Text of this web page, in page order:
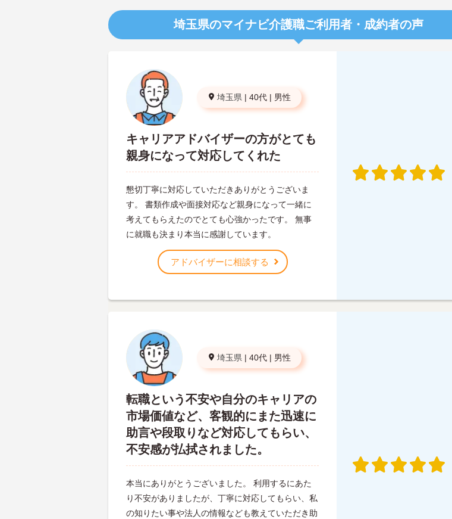
埼玉県のマイナビ介護職ご利用者・成約者の声
埼玉県 | 40代 | 男性
キャリアアドバイザーの方がとても
親身になって対応してくれた
懇切丁寧に対応していただきありがとうございま
す。 書類作成や面接対応など親身になって一緒に
考えてもらえたのでとても心強かったです。 無事
に就職も決まり本当に感謝しています。
アドバイザーに相談する
埼玉県 | 40代 | 男性
転職という不安や自分のキャリアの
市場価値など、客観的にまた迅速に
助言や段取りなど対応してもらい、
不安感が払拭されました。
本当にありがとうございました。 利用するにあた
り不安がありましたが、丁寧に対応してもらい、私
の知りたい事や法人の情報なども教えていただき助